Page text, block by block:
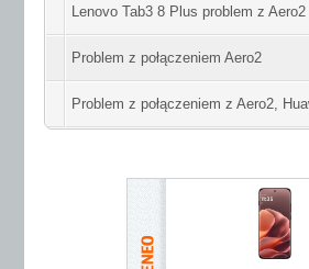
Lenovo Tab3 8 Plus problem z Aero2
Problem z połączeniem Aero2
Problem z połączeniem z Aero2,